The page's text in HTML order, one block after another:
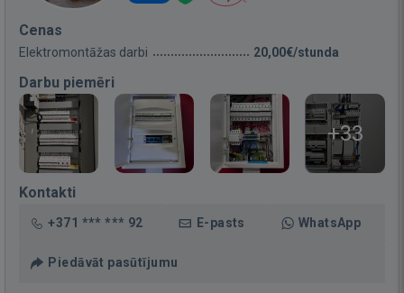
Cenas
Elektromontāžas darbi 20,00€/stunda
Darbu piemēri
+33
Kontakti
+371 *** *** 92 E-pasts WhatsApp
Piedāvāt pasūtījumu